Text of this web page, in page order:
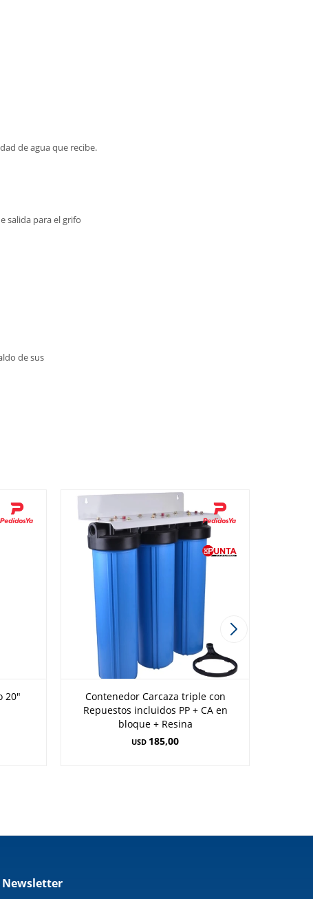
de agua que recibe.
salida para el grifo
de sus
20"
Contenedor Carcaza triple con
Repuestos incluidos PP + CA en
bloque + Resina
USD 185,00
Newsletter